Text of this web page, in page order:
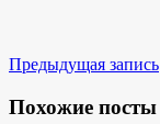
Предыдущая запись
Похожие посты